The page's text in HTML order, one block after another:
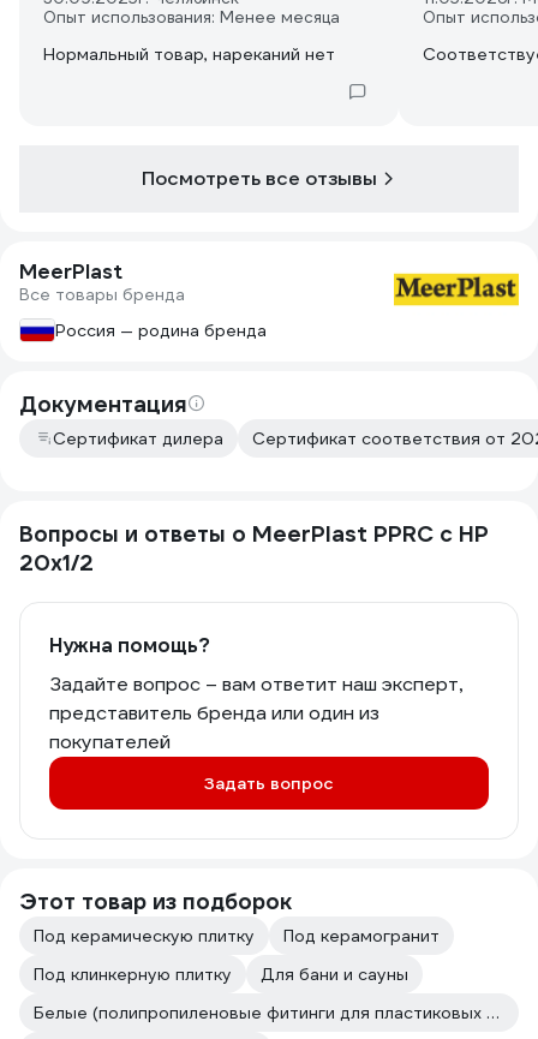
Опыт использования: Менее месяца
Нормальный товар, нареканий нет
Опыт
Посмотреть все отзывы
MeerPlast
Все товары бренда
Россия — родина бренда
Документация
Сертификат дилера Сертификат соответствия от
Вопросы и ответы о MeerPlast PPRC с НР
20x1/2
Нужна помощь?
Задайте вопрос – вам ответит наш эксперт,
представитель бренда или один из
покупателей
Задать вопрос
Этот товар из подборок
Под керамическую плитку
Под керамогранит
Под клинкерную плитку
Для бани и сауны
Белые (полипропиленовые фитинги для пластиковых труб)